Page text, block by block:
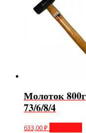
Молоток
73/6/8/4
633,00₽